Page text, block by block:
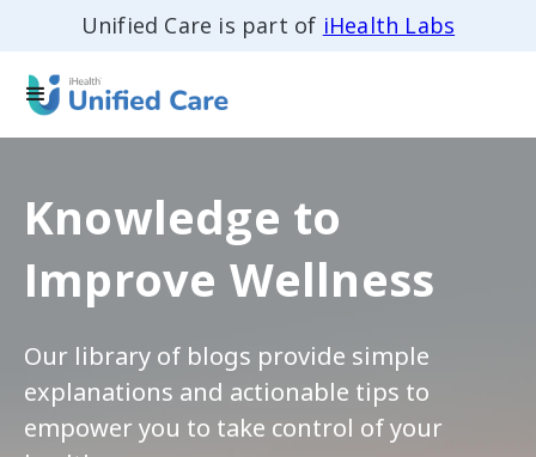
Unified Care is part of iHealth Labs
Knowledge to
Improve Wellness
Our library of blogs provide simple
explanations and actionable tips to
empower you to take control of your